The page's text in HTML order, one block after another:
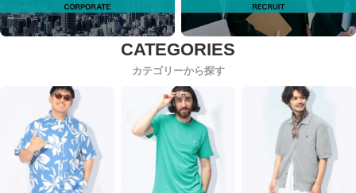
カテゴリーから探す